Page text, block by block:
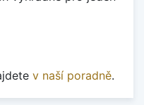
v naší poradně.